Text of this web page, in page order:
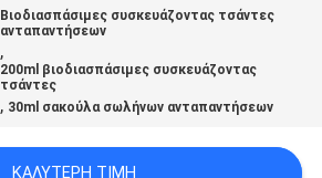
Βιοδιασπάσιμες συσκευάζοντας τσάντες
ανταπαντήσεων
,
200ml βιοδιασπάσιμες συσκευάζοντας
τσάντες
, 30ml σακούλα σωλήνων ανταπαντήσεων
ΚΑΛΎΤΕΡΗ ΤΙΜΉ